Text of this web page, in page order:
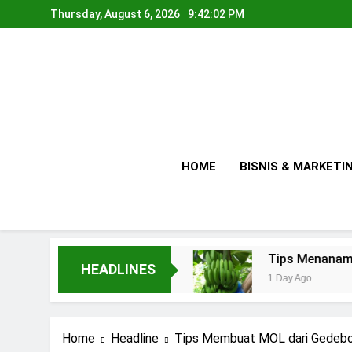
to
Thursday, August 6, 2026 9:42:03 PM
HOME BISNIS &
HEADLINES
Tips Menanam Pisang :
1 Day Ago
Home Headline Tips Membuat MOL dari